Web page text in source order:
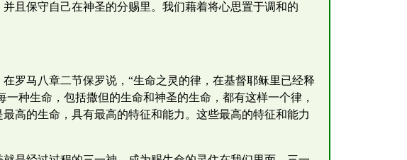
且保守自己在神圣的分赐里。我们藉着将心思置于调和的
罗马八章二节保罗说，“生命之灵的律，在基督耶稣里已经释
种生命，包括撒但的生命和神圣的生命，都有这样一个律，
高的生命，具有最高的特征和能力。这些最高的特征和能力